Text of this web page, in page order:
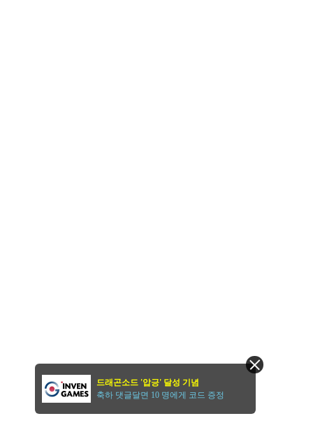
드래곤소드 '압긍' 달성 기념
축하 댓글달면 10 명에게 코드 증정